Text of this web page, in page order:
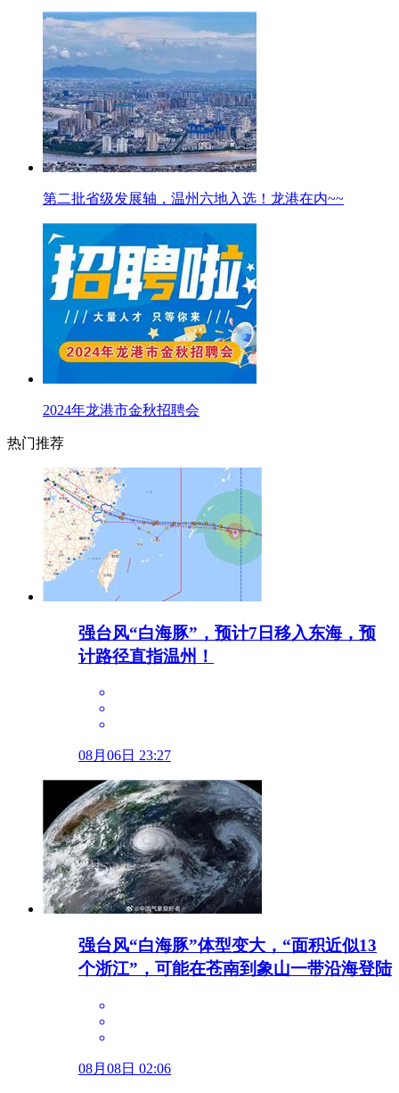
第二批省级发展轴，温州六地入选！龙港在内~~
2024年龙港市金秋招聘会
热门推荐
强台风“白海豚”，预计7日移入东海，预
计路径直指温州！
08月06日 23:27
强台风“白海豚”体型变大，“面积近似13
个浙江”，可能在苍南到象山一带沿海登陆
08月08日 02:06